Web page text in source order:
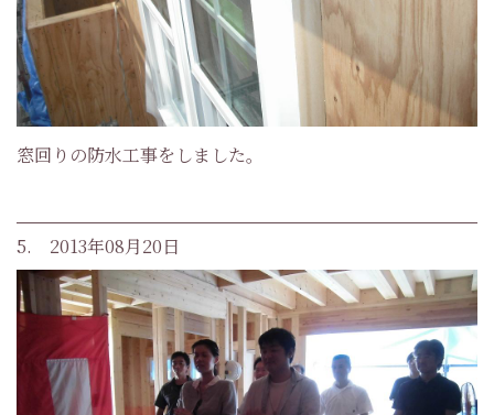
窓回りの防水工事をしました。
5. 2013年08月20日